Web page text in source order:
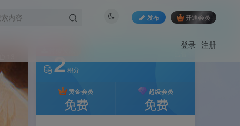
发布 开通会员
登录 注册
2积分
黄金会员
免费
超级会员
免费